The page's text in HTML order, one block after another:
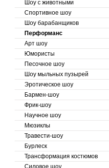
Шоу с животными
Спортивное шоу
Шоу барабанщиков
Перформанс
Арт шоу
Юмористы
Песочное шоу
Шоу мыльных пузырей
Эротическое шоу
Бармен-шоу
Фрик-шоу
Научное шоу
Мюзиклы
Травести-шоу
Бурлеск
Трансформация костюмов
Силовое шоу